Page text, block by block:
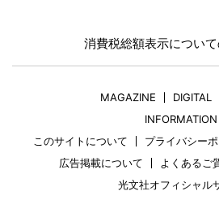
消費税総額表示につい
MAGAZINE DIGITAL
INFORMATION
このサイトについて
プライバシー
広告掲載について
よくあるご
光文社オフィシャル